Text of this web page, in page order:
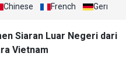
Chinese French German
Siaran Luar Negeri dari
Vietnam